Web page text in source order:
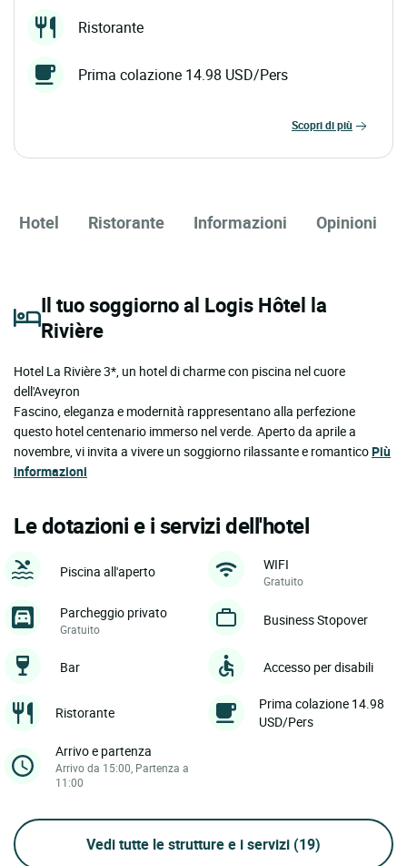
Ristorante
Prima colazione 14.98 USD/Pers
scopri di più
Hotel Ristorante Informazioni Opinioni
Il tuo soggiorno al Logis Hôtel la
Rivière
Hotel La Rivière 3*, un hotel di charme con piscina nel cuore
dell'Aveyron
Fascino, eleganza e modernità rappresentano alla perfezione
questo hotel centenario immerso nel verde. Aperto da aprile a
novembre, vi invita a vivere un soggiorno rilassante e romanticoPiù
informazioni
Le dotazioni e i servizi dell'hotel
Piscina all'aperto WIFI
Gratuito
Parcheggio privato
Gratuito
Business Stopover
Bar Accesso per disabili
Ristorante
Prima colazione 14.98
USD/Pers
Arrivo e partenza
Arrivo da 15:00, Partenza a
11:00
Vedi tutte le strutture e i servizi (19)